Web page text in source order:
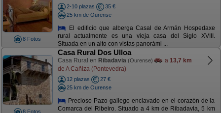
8 Fotos
2-10 plazas
35 €
25 km de Ourense
El edificio que alberga Casal de Armán Hospedaxe
rural actualmente es una vieja casa del Siglo XVIII.
Situada en un alto con vistas panorámi ...
8 Fotos
Casa Rural Dos Ulloa
Casa Rural en Ribadavia (Ourense) a 13,7 km
de A Cañiza (Pontevedra)
12 plazas
27 €
25 km de Ourense
Precioso Pazo gallego enclavado en el corazón de la
Comarca del Ribeiro. Situado a 4 km de Ribadavia, 5 km